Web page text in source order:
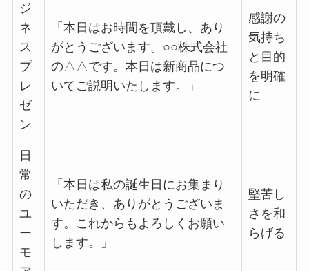
ジ
ネ
ス
プ
レ
ゼ
ン
「本日はお時間を頂戴し、あり
がとうございます。○○株式会社
の△△です。本日は新商品につ
いてご説明いたします。」
感謝の
気持ち
と目的
を明確
に
日
常
の
ユ
ー
モ
「本日は私の誕生日にお集まり
いただき、ありがとうございま
す。これからもよろしくお願い
します。」
堅苦し
さを和
らげる